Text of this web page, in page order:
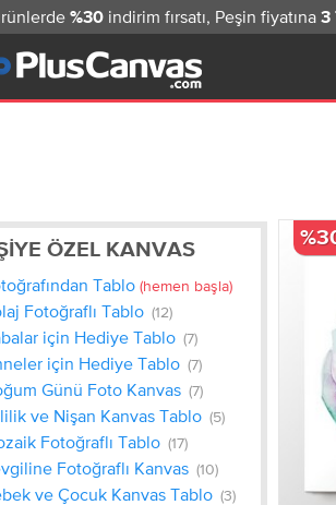
%30 indirim fırsatı, Peşin fiyatına 3
ÖZEL KANVAS
Tablo (hemen başla)
Fotoğraflı Tablo (12)
için Hediye Tablo (7)
için Hediye Tablo (7)
Günü Foto Kanvas (7)
ve Nişan Kanvas Tablo (5)
Fotoğraflı Tablo (17)
Fotoğraflı Kanvas (10)
ve Çocuk Kanvas Tablo (3)